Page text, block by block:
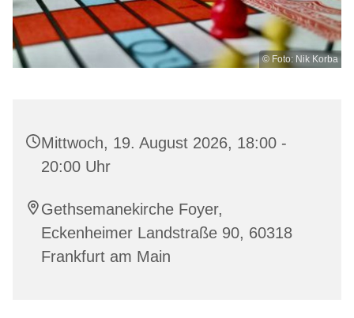
© Foto: Nik Korba
Mittwoch, 19. August 2026, 18:00 -
20:00 Uhr
Gethsemanekirche Foyer,
Eckenheimer Landstraße 90, 60318
Frankfurt am Main